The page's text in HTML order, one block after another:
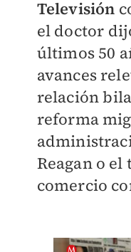
Televisión
el doctor
últimos 50
avances
relación
reforma
Reagan o
comercio